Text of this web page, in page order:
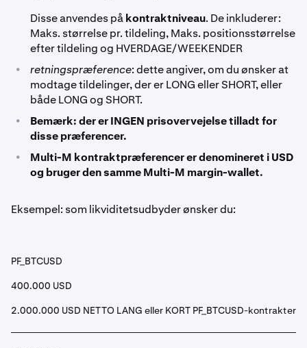
Disse anvendes påkontraktniveau. De inkluderer:
Maks. størrelse pr. tildeling, Maks. positionsstørrelse
efter tildeling og HVERDAGE/WEEKENDER
• retningspræference: dette angiver, om du ønsker at
modtage tildelinger, der er LONG eller SHORT, eller
både LONG og SHORT.
•
Bemærk: der er INGEN prisovervejelse tilladt for
disse præferencer.
•
Multi-M kontraktpræferencer er denomineret i USD
og bruger den samme Multi-M margin-wallet.
Eksempel: som likviditetsudbyder ønsker du:
PF_BTCUSD
400.000 USD
2.000.000 USD NETTO LANG eller KORT PF_BTCUSD-kontrakter